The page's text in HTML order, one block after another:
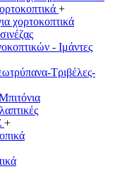
+
χορτοκοπτικά
- Ιμάντες
Τριβέλες-
+